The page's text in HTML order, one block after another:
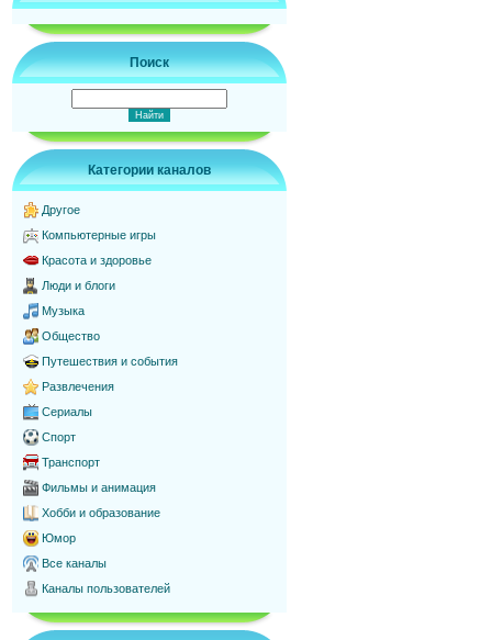
Поиск
Категории каналов
Другое
Компьютерные игры
Красота и здоровье
Люди и блоги
Музыка
Общество
Путешествия и события
Развлечения
Сериалы
Спорт
Транспорт
Фильмы и анимация
Хобби и образование
Юмор
Все каналы
Каналы пользователей